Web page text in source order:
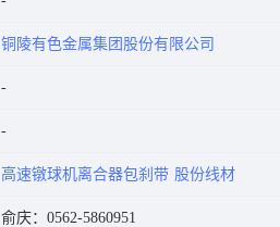
铜陵有色金属集团股份有限公司
高速镦球机离合器包刹带 股份线材
俞庆：0562-5860951